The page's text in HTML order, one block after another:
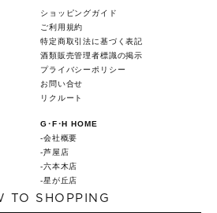
ショッピングガイド
ご利用規約
特定商取引法に基づく表記
酒類販売管理者標識の掲示
プライバシーポリシー
お問い合せ
リクルート
G･F･H HOME
会社概要
芦屋店
六本木店
星が丘店
TO SHOPPING